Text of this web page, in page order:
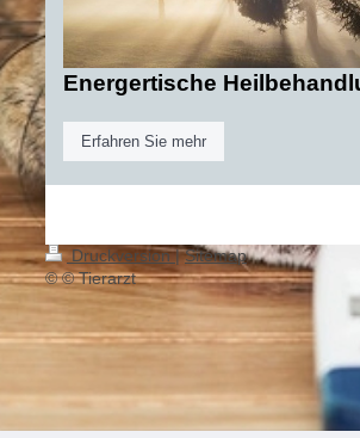
Energertische
Erfahren Sie mehr
Druckversion| Sitemap
© © Tierarzt